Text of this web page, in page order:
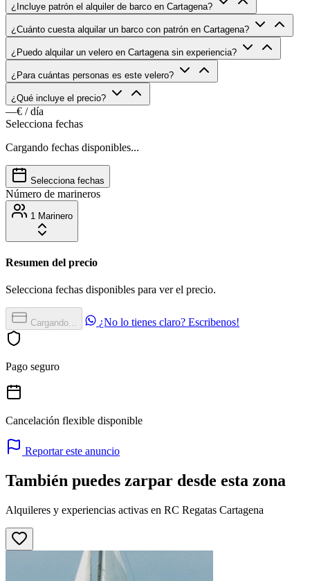
¿Incluye patrón el alquiler de barco en Cartagena?
¿Cuánto cuesta alquilar un barco con patrón en Cartagena?
¿Puedo alquilar un velero en Cartagena sin experiencia?
¿Para cuántas personas es este velero?
¿Qué incluye el precio?
—€ / día
Selecciona fechas
Cargando fechas disponibles...
Selecciona fechas
Número de marineros
1 Marinero
Resumen del precio
Selecciona fechas disponibles para ver el precio.
Cargando... ¿No lo tienes claro? Escribenos!
Pago seguro
Cancelación flexible disponible
Reportar este anuncio
También puedes zarpar desde esta zona
Alquileres y experiencias activas en RC Regatas Cartagena